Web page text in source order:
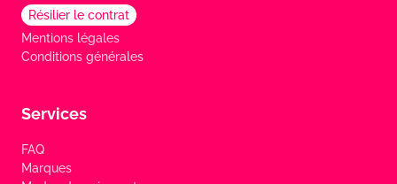
Résilier le contrat
Mentions légales
Conditions générales
Services
FAQ
Marques